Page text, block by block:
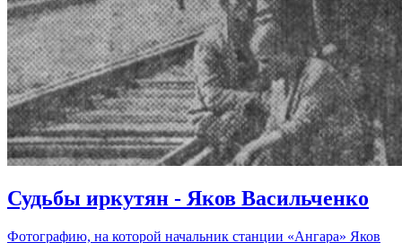
Судьбы иркутян - Яков Васильченко
Фотографию, на которой начальник станции «Ангара» Яков